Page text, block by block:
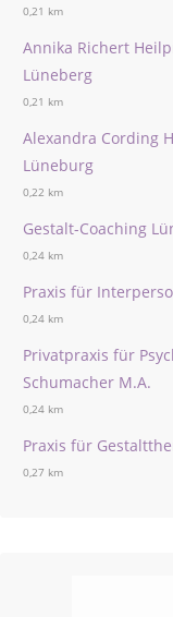
0,21 km
Annika Richert
Lüneberg
0,21 km
Alexandra Cording
Lüneburg
0,22 km
Gestalt-Coaching
0,24 km
Praxis für
0,24 km
Privatpraxis für
Schumacher M.A.
0,24 km
Praxis für
0,27 km